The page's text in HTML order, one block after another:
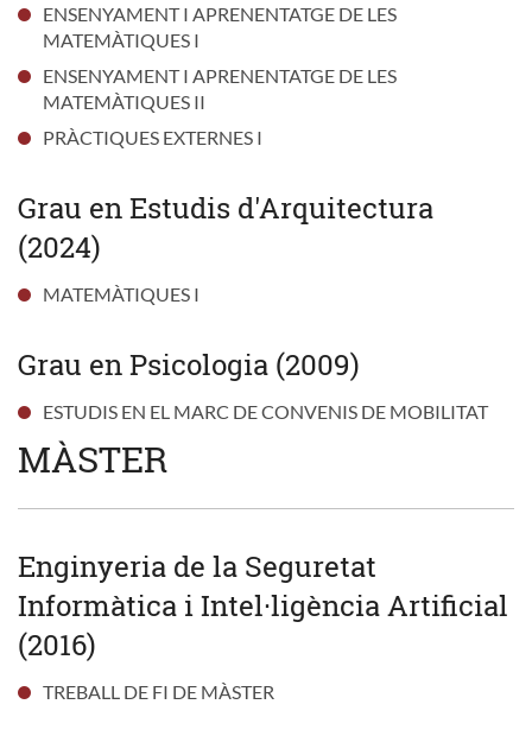
ENSENYAMENT I APRENENTATGE DE LES
MATEMÀTIQUES I
ENSENYAMENT I APRENENTATGE DE LES
MATEMÀTIQUES II
PRÀCTIQUES EXTERNES I
Grau en Estudis d'Arquitectura
(2024)
MATEMÀTIQUES I
Grau en Psicologia (2009)
ESTUDIS EN EL MARC DE CONVENIS DE MOBILITAT
MÀSTER
Enginyeria de la Seguretat
Informàtica i Intel·ligència Artificial
(2016)
TREBALL DE FI DE MÀSTER